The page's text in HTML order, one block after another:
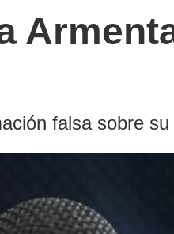
falsa sobre